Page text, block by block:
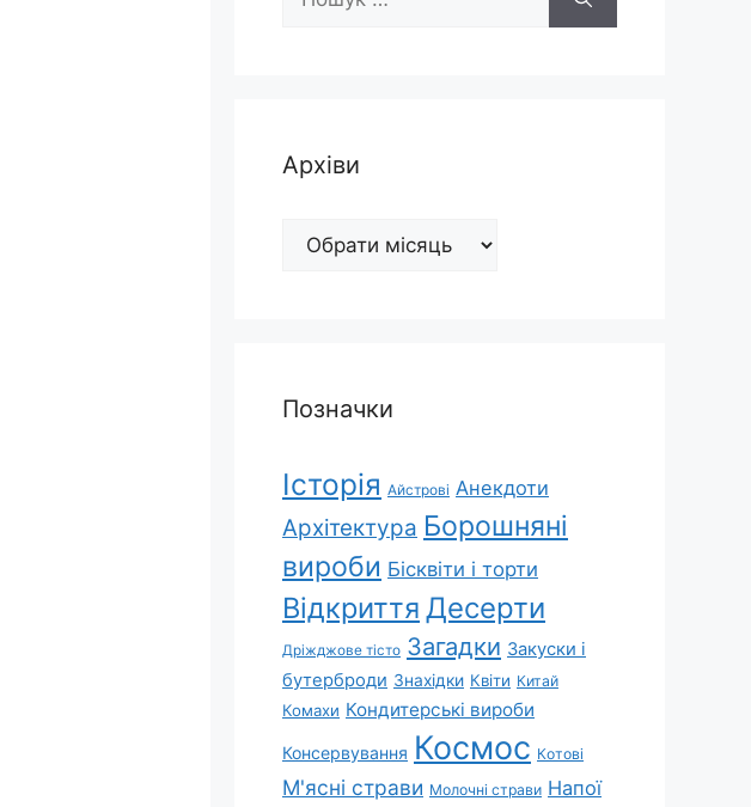
Архіви
Архіви
Позначки
Історія Айстрові Анекдоти
Архітектура Борошняні
вироби Бісквіти і торти
Відкриття Десерти
Дріжджове тісто Загадки Закуски і
бутерброди Знахідки Квіти Китай
Комахи Кондитерські вироби
Консервування Космос Котові
М'ясні страви Молочні страви Напої